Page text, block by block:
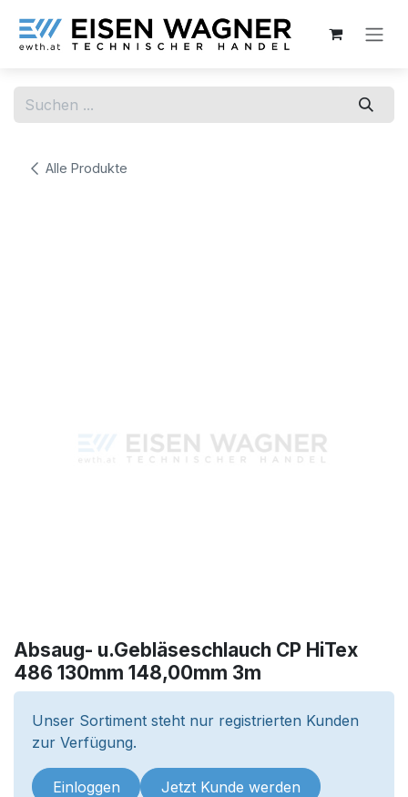
Alle Produkte
Absaug- u.Gebläseschlauch CP HiTex
486 130mm 148,00mm 3m
Unser Sortiment steht nur registrierten Kunden
zur Verfügung.
Einloggen Jetzt Kunde werden